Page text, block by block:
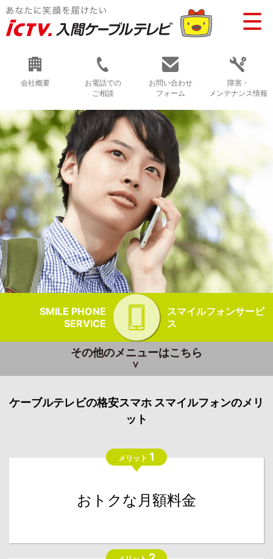
会社概要
お電話での
ご相談
お問い合わせ
フォーム
障害・
メンテナンス情報
SMILE PHONE
SERVICE
スマイルフォンサービ
ス
その他のメニューはこちら
ケーブルテレビの格安スマホ スマイルフォンのメリ
ット
メリット 1
おトクな月額料金